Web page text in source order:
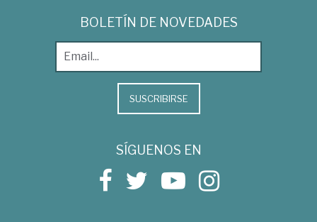
BOLETÍN DE NOVEDADES
SUSCRIBIRSE
SÍGUENOS EN